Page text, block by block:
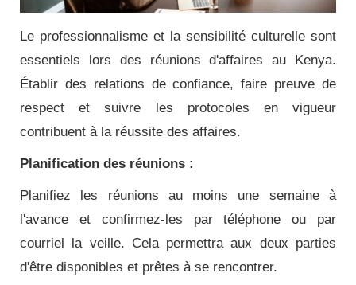
Le professionnalisme et la sensibilité culturelle sont
essentiels lors des réunions d'affaires au Kenya.
Établir des relations de confiance, faire preuve de
respect et suivre les protocoles en vigueur
contribuent à la réussite des affaires.
Planification des réunions :
Planifiez les réunions au moins une semaine à
l'avance et confirmez-les par téléphone ou par
courriel la veille. Cela permettra aux deux parties
d'être disponibles et prêtes à se rencontrer.